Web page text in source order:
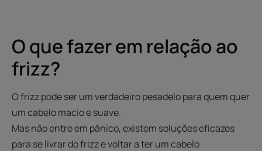
O que fazer em relação ao
frizz?
O frizz pode ser um verdadeiro pesadelo para quem quer
um cabelo macio e suave.
Mas não entre em pânico, existem soluções eficazes
para se livrar do frizz e voltar a ter um cabelo